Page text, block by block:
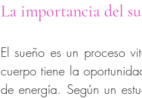
La importancia del
El sueño es un proceso
cuerpo tiene la
de energía. Según un